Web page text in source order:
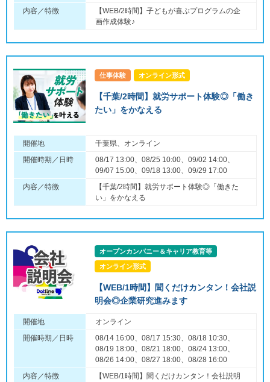
内容／特徴
【WEB/2時間】子どもが喜ぶプログラムの企
画作成体験♪
仕事体験 オンライン形式
【千葉/2時間】就労サポート体験◎「働き
たい」をかなえる
開催地
千葉県、オンライン
開催時期／日時
08/17 13:00、08/25 10:00、09/02 14:00、
09/07 15:00、09/18 13:00、09/29 17:00
内容／特徴
【千葉/2時間】就労サポート体験◎「働きた
い」をかなえる
オープンカンパニー＆キャリア教育等
オンライン形式
【WEB/1時間】聞くだけカンタン！会社説
明会◎企業研究進みます
開催地
オンライン
開催時期／日時
08/14 16:00、08/17 15:30、08/18 10:30、
08/19 18:00、08/21 18:00、08/24 13:00、
08/26 14:00、08/27 18:00、08/28 16:00
内容／特徴
【WEB/1時間】聞くだけカンタン！会社説明